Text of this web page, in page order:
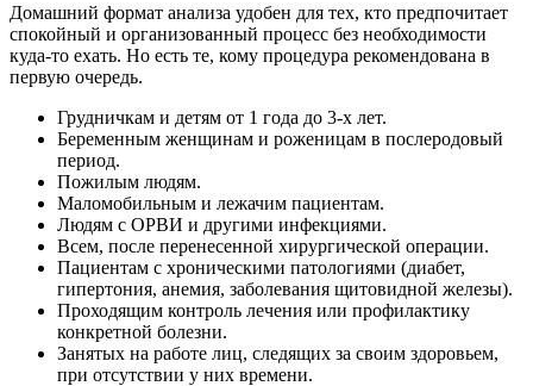
Домашний формат анализа удобен для тех, кто предпочитает
спокойный и организованный процесс без необходимости
куда‑то ехать. Но есть те, кому процедура рекомендована в
первую очередь.
Грудничкам и детям от 1 года до 3-х лет.
Беременным женщинам и роженицам в послеродовый
период.
Пожилым людям.
Маломобильным и лежачим пациентам.
Людям с ОРВИ и другими инфекциями.
Всем, после перенесенной хирургической операции.
Пациентам с хроническими патологиями (диабет,
гипертония, анемия, заболевания щитовидной железы).
Проходящим контроль лечения или профилактику
конкретной болезни.
Занятых на работе лиц, следящих за своим здоровьем,
при отсутствии у них времени.